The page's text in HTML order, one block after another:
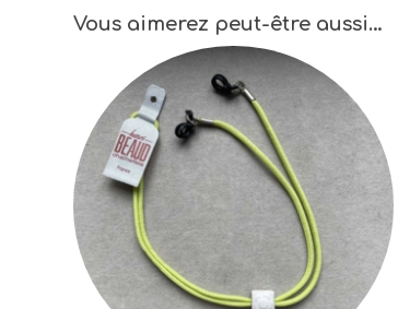
Vous aimerez peut-être aussi…